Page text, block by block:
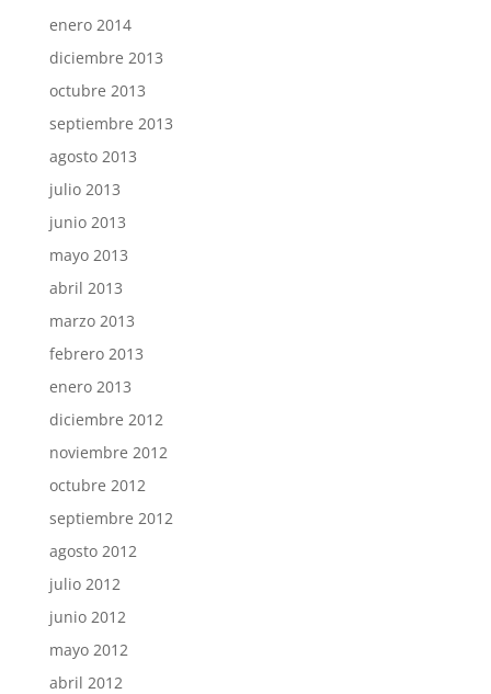
enero 2014
diciembre 2013
octubre 2013
septiembre 2013
agosto 2013
julio 2013
junio 2013
mayo 2013
abril 2013
marzo 2013
febrero 2013
enero 2013
diciembre 2012
noviembre 2012
octubre 2012
septiembre 2012
agosto 2012
julio 2012
junio 2012
mayo 2012
abril 2012